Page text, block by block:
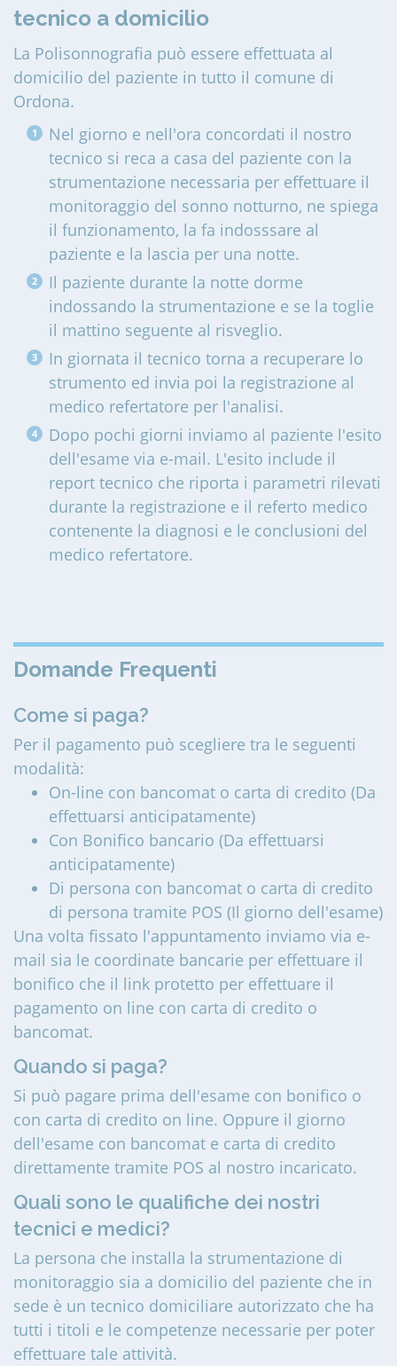
tecnico a domicilio
La Polisonnografia può essere effettuata al
domicilio del paziente in tutto il comune di
Ordona.
Nel giorno e nell'ora concordati il nostro
tecnico si reca a casa del paziente con la
strumentazione necessaria per effettuare il
monitoraggio del sonno notturno, ne spiega
il funzionamento, la fa indosssare al
paziente e la lascia per una notte.
Il paziente durante la notte dorme
indossando la strumentazione e se la toglie
il mattino seguente al risveglio.
In giornata il tecnico torna a recuperare lo
strumento ed invia poi la registrazione al
medico refertatore per l'analisi.
Dopo pochi giorni inviamo al paziente l'esito
dell'esame via e-mail. L'esito include il
report tecnico che riporta i parametri rilevati
durante la registrazione e il referto medico
contenente la diagnosi e le conclusioni del
medico refertatore.
Domande Frequenti
Come si paga?
Per il pagamento può scegliere tra le seguenti
modalità:
On-line con bancomat o carta di credito (Da
effettuarsi anticipatamente)
Con Bonifico bancario (Da effettuarsi
anticipatamente)
Di persona con bancomat o carta di credito
di persona tramite POS (Il giorno dell'esame)
Una volta fissato l'appuntamento inviamo via e-
mail sia le coordinate bancarie per effettuare il
bonifico che il link protetto per effettuare il
pagamento on line con carta di credito o
bancomat.
Quando si paga?
Si può pagare prima dell'esame con bonifico o
con carta di credito on line. Oppure il giorno
dell'esame con bancomat e carta di credito
direttamente tramite POS al nostro incaricato.
Quali sono le qualifiche dei nostri
tecnici e medici?
La persona che installa la strumentazione di
monitoraggio sia a domicilio del paziente che in
sede è un tecnico domiciliare autorizzato che ha
tutti i titoli e le competenze necessarie per poter
effettuare tale attività.